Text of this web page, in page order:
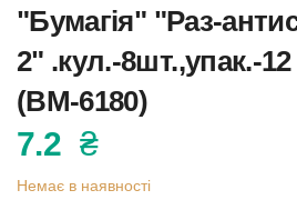
"Бумагія" "Раз-
2" .кул.-8шт.,упак.-
(ВМ-6180)
7.2 ₴
Немає в наявності